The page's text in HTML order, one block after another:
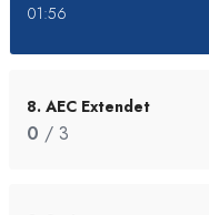
01:56
8. AEC Extendet
0 / 3